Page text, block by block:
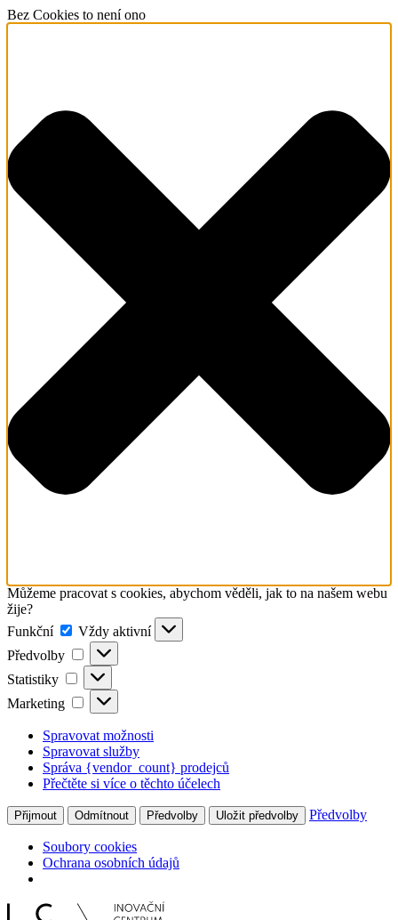
Bez Cookies to není ono
Můžeme pracovat s cookies, abychom věděli, jak to na našem webu
žije?
Funkční
Funkční
Vždy aktivní
Předvolby
Předvolby
Statistiky Statistiky
Marketing Marketing
Spravovat možnosti
Spravovat služby
Správa {vendor_count} prodejců
Přečtěte si více o těchto účelech
Přijmout Odmítnout Předvolby Uložit předvolby Předvolby
Soubory cookies
Ochrana osobních údajů